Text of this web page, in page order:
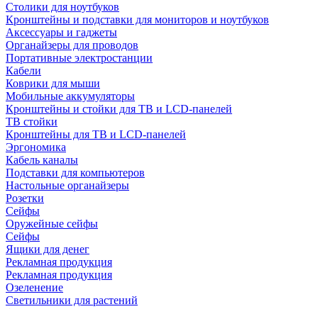
Столики для ноутбуков
Кронштейны и подставки для мониторов и ноутбуков
Аксессуары и гаджеты
Органайзеры для проводов
Портативные электростанции
Кабели
Коврики для мыши
Мобильные аккумуляторы
Кронштейны и стойки для ТВ и LCD-панелей
ТВ стойки
Кронштейны для ТВ и LCD-панелей
Эргономика
Кабель каналы
Подставки для компьютеров
Настольные органайзеры
Розетки
Сейфы
Оружейные сейфы
Сейфы
Ящики для денег
Рекламная продукция
Рекламная продукция
Озеленение
Светильники для растений